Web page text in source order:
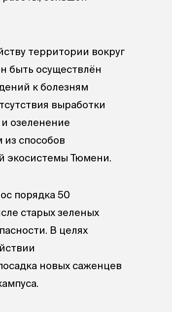
территории вокруг
быть осуществлён
к болезням
выработки
озеленение
способов
экосистемы Тюмени.
порядка 50
старых зеленых
В целях
новых саженцев